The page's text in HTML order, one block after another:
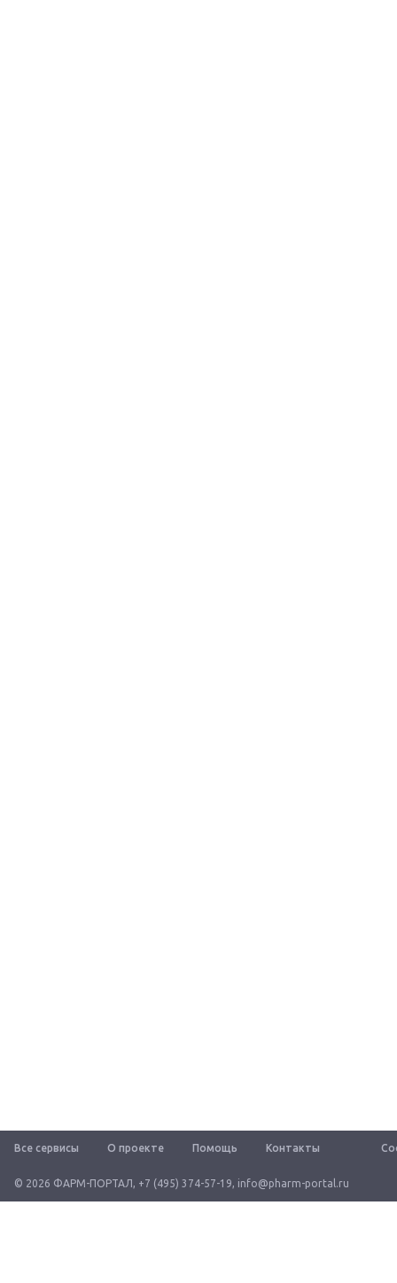
Все сервисы О проекте Помощь Контакты
© 2026 ФАРМ-ПОРТАЛ, +7 (495) 374-57-19, info@pharm-portal.ru